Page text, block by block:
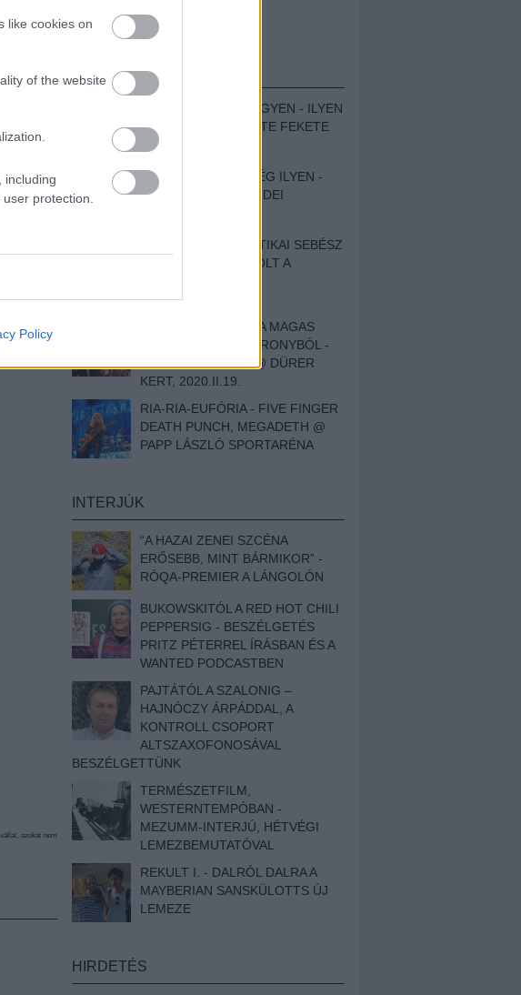
like cookies on
of the website
including
protection.
Policy
azokat nem
BESZÁMOLÓK
ZENÉS TÁBOR A HEGYEN - ILYEN
VOLT A VÍRUS SZÜLTE FEKETE
ZAJ FESZTIVÁL
SOHA NEM VOLT MÉG ILYEN -
BESZÁMOLÓNK AZ IDEI
EGY HALLÁSPLASZTIKAI SEBÉSZ
NAPLÓJA - ILYEN VOLT A
DOKUMENTUMFILM
MÉLY FÉRFIBÁNAT A MAGAS
ELEFÁNTCSONTTORONYBÓL -
LEPROUS, KLONE @ DÜRER
KERT, 2020.II.19.
RIA-RIA-EUFÓRIA - FIVE FINGER
DEATH PUNCH, MEGADETH @
PAPP LÁSZLÓ SPORTARÉNA
INTERJÚK
“A HAZAI ZENEI SZCÉNA
ERŐSEBB, MINT BÁRMIKOR” -
RÓQA-PREMIER A LÁNGOLÓN
BUKOWSKITÓL A RED HOT CHILI
PEPPERSIG - BESZÉLGETÉS
PRITZ PÉTERREL ÍRÁSBAN ÉS A
WANTED PODCASTBEN
PAJTÁTÓL A SZALONIG –
HAJNÓCZY ÁRPÁDDAL, A
KONTROLL CSOPORT
ALTSZAXOFONOSÁVAL
BESZÉLGETTÜNK
TERMÉSZETFILM,
WESTERNTEMPÓBAN -
MEZUMM-INTERJÚ, HÉTVÉGI
LEMEZBEMUTATÓVAL
REKULT I. - DALRÓL DALRA A
MAYBERIAN SANSKÜLOTTS ÚJ
LEMEZE
HIRDETÉS